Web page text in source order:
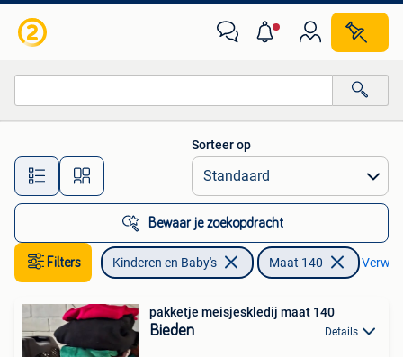
Alle afstanden…
Sorteer op
Bewaar je zoekopdracht
Filters Kinderen en Baby's Maat 140
pakketje meisjeskledij maat 140
Bieden Details